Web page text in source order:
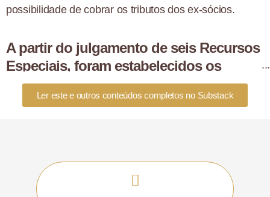
possibilidade de cobrar os tributos dos ex-sócios.
A partir do julgamento de seis Recursos
Especiais, foram estabelecidos os
Temas 962 e 981.
jurídica. Caso ele tenha se retirado regularmente da
sociedade, não haverá a responsabilização.
Ler este e outros conteúdos completos no Substack